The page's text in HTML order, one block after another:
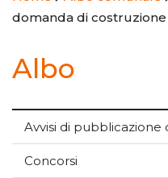
domanda di costruzione
Albo
Avvisi di
Concorsi